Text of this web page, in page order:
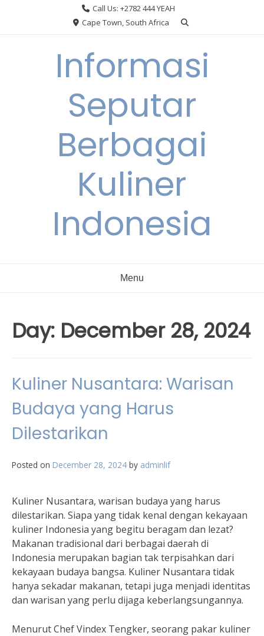
Call Us: +2782 444 YEAH
Cape Town, South Africa
Informasi
Seputar
Berbagai
Kuliner
Indonesia
Menu
Day: December 28, 2024
Kuliner Nusantara: Warisan
Budaya yang Harus
Dilestarikan
Posted on December 28, 2024 by adminlif
Kuliner Nusantara, warisan budaya yang harus
dilestarikan. Siapa yang tidak kenal dengan kekayaan
kuliner Indonesia yang begitu beragam dan lezat?
Makanan tradisional dari berbagai daerah di
Indonesia merupakan bagian tak terpisahkan dari
kekayaan budaya bangsa. Kuliner Nusantara tidak
hanya sekadar makanan, tetapi juga menjadi identitas
dan warisan yang perlu dijaga keberlangsungannya.
Menurut Chef Vindex Tengker, seorang pakar kuliner